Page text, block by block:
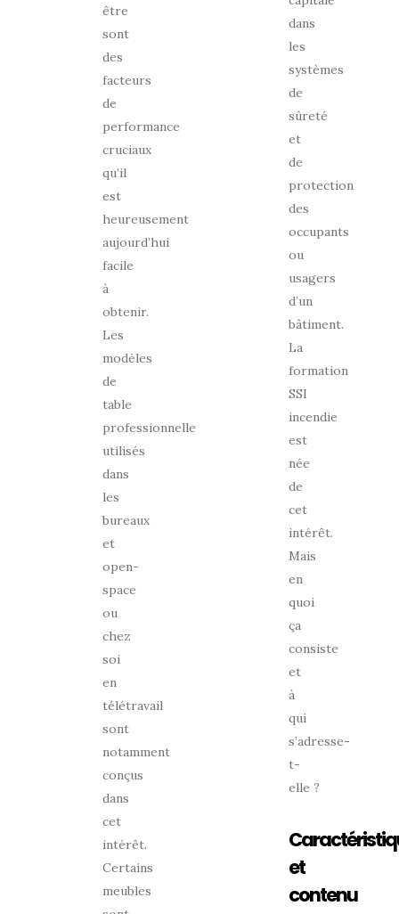
être
sont
des
facteurs
de
performance
cruciaux
qu’il
est
heureusement
aujourd’hui
facile
à
obtenir.
Les
modèles
de
table
professionnelle
utilisés
dans
les
bureaux
et
open-
space
ou
chez
soi
en
télétravail
sont
notamment
conçus
dans
cet
intérêt.
Certains
meubles
dans
les
systèmes
de
sûreté
et
de
protection
des
occupants
ou
usagers
d’un
bâtiment.
La
formation
SSI
incendie
est
née
de
cet
intérêt.
Mais
en
quoi
ça
consiste
et
à
qui
s’adresse-
t-
elle ?
et
contenu